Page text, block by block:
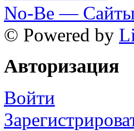
No-Be — Сайты
© Powered by
Авторизация
Войти